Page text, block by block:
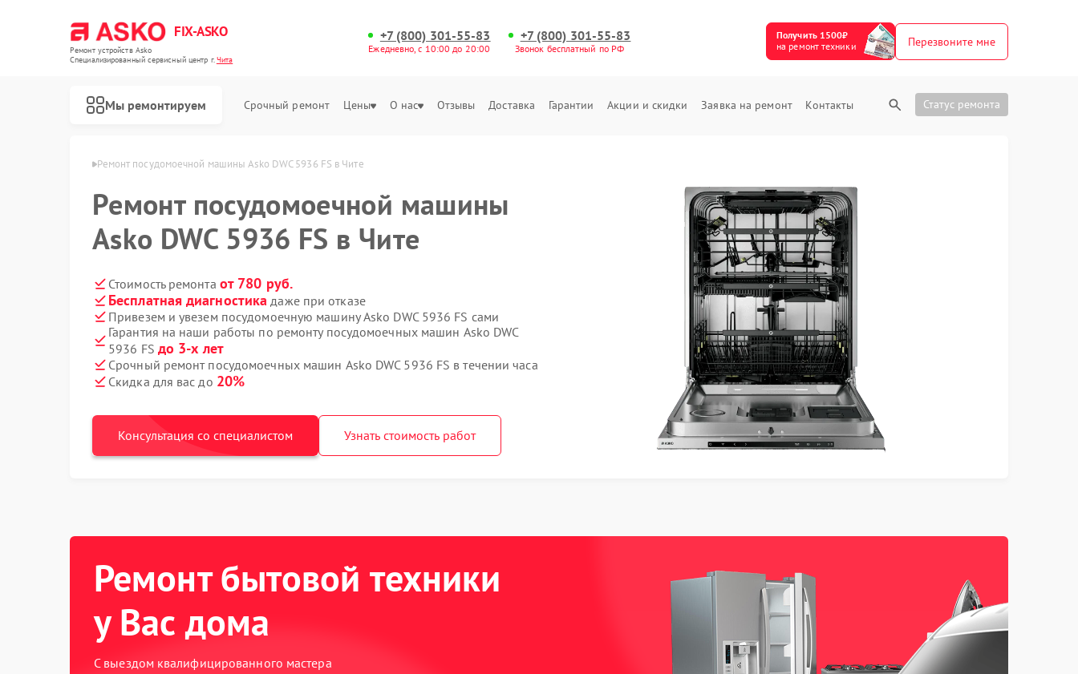
FIX-ASKO
Ремонт устройств Asko
Специализированный cервисный центр г.Чита
+7 (800) 301-55-83
Ежедневно, с 10:00 до 20:00
+7 (800) 301-55-83
Звонок бесплатный по РФ
Получить 1500₽
на ремонт техники
Перезвоните мне
Мы ремонтируем Срочный ремонт Цены О нас Отзывы Доставка Гарантии Акции и скидки Заявка на ремонт Контакты Статус ремонта
Ремонт посудомоечной машины Asko DWC 5936 FS в Чите
Ремонт посудомоечной машины
Asko DWC 5936 FS в Чите
Стоимость ремонта от 780 руб.
Бесплатная диагностика даже при отказе
Привезем и увезем посудомоечную машину Asko DWC 5936 FS сами
Гарантия на наши работы по ремонту посудомоечных машин Asko DWC
5936 FS до 3-х лет
Срочный ремонт посудомоечных машин Asko DWC 5936 FS в течении часа
Скидка для вас до 20%
Консультация со специалистом Узнать стоимость работ
Ремонт бытовой техники
у Вас дома
С выездом квалифицированного мастера